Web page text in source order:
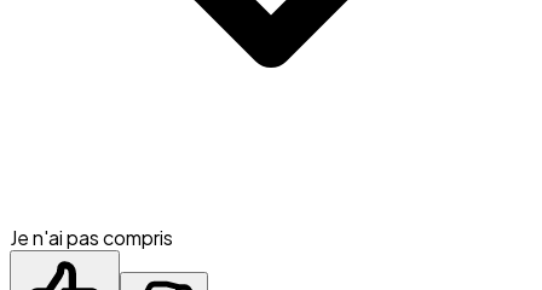
Je n'ai pas compris